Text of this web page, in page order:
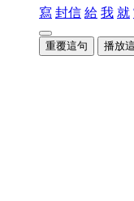
寫 封信 給 我 就
重覆這句 播放